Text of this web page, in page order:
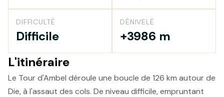
DIFFICULTÉ
Difficile
DÉNIVELÉ
+3986 m
L'itinéraire
Le Tour d'Ambel déroule une boucle de 126 km autour de
Die, à l'assaut des cols. De niveau difficile, empruntant